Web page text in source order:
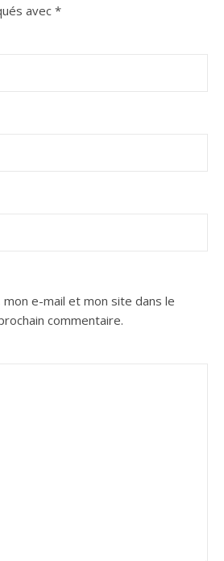
avec *
e-mail et mon site dans le
commentaire.